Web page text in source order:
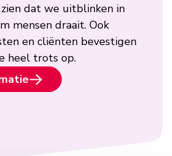
dat we uitblinken in
mensen draait. Ook
en cliënten bevestigen
heel trots op.